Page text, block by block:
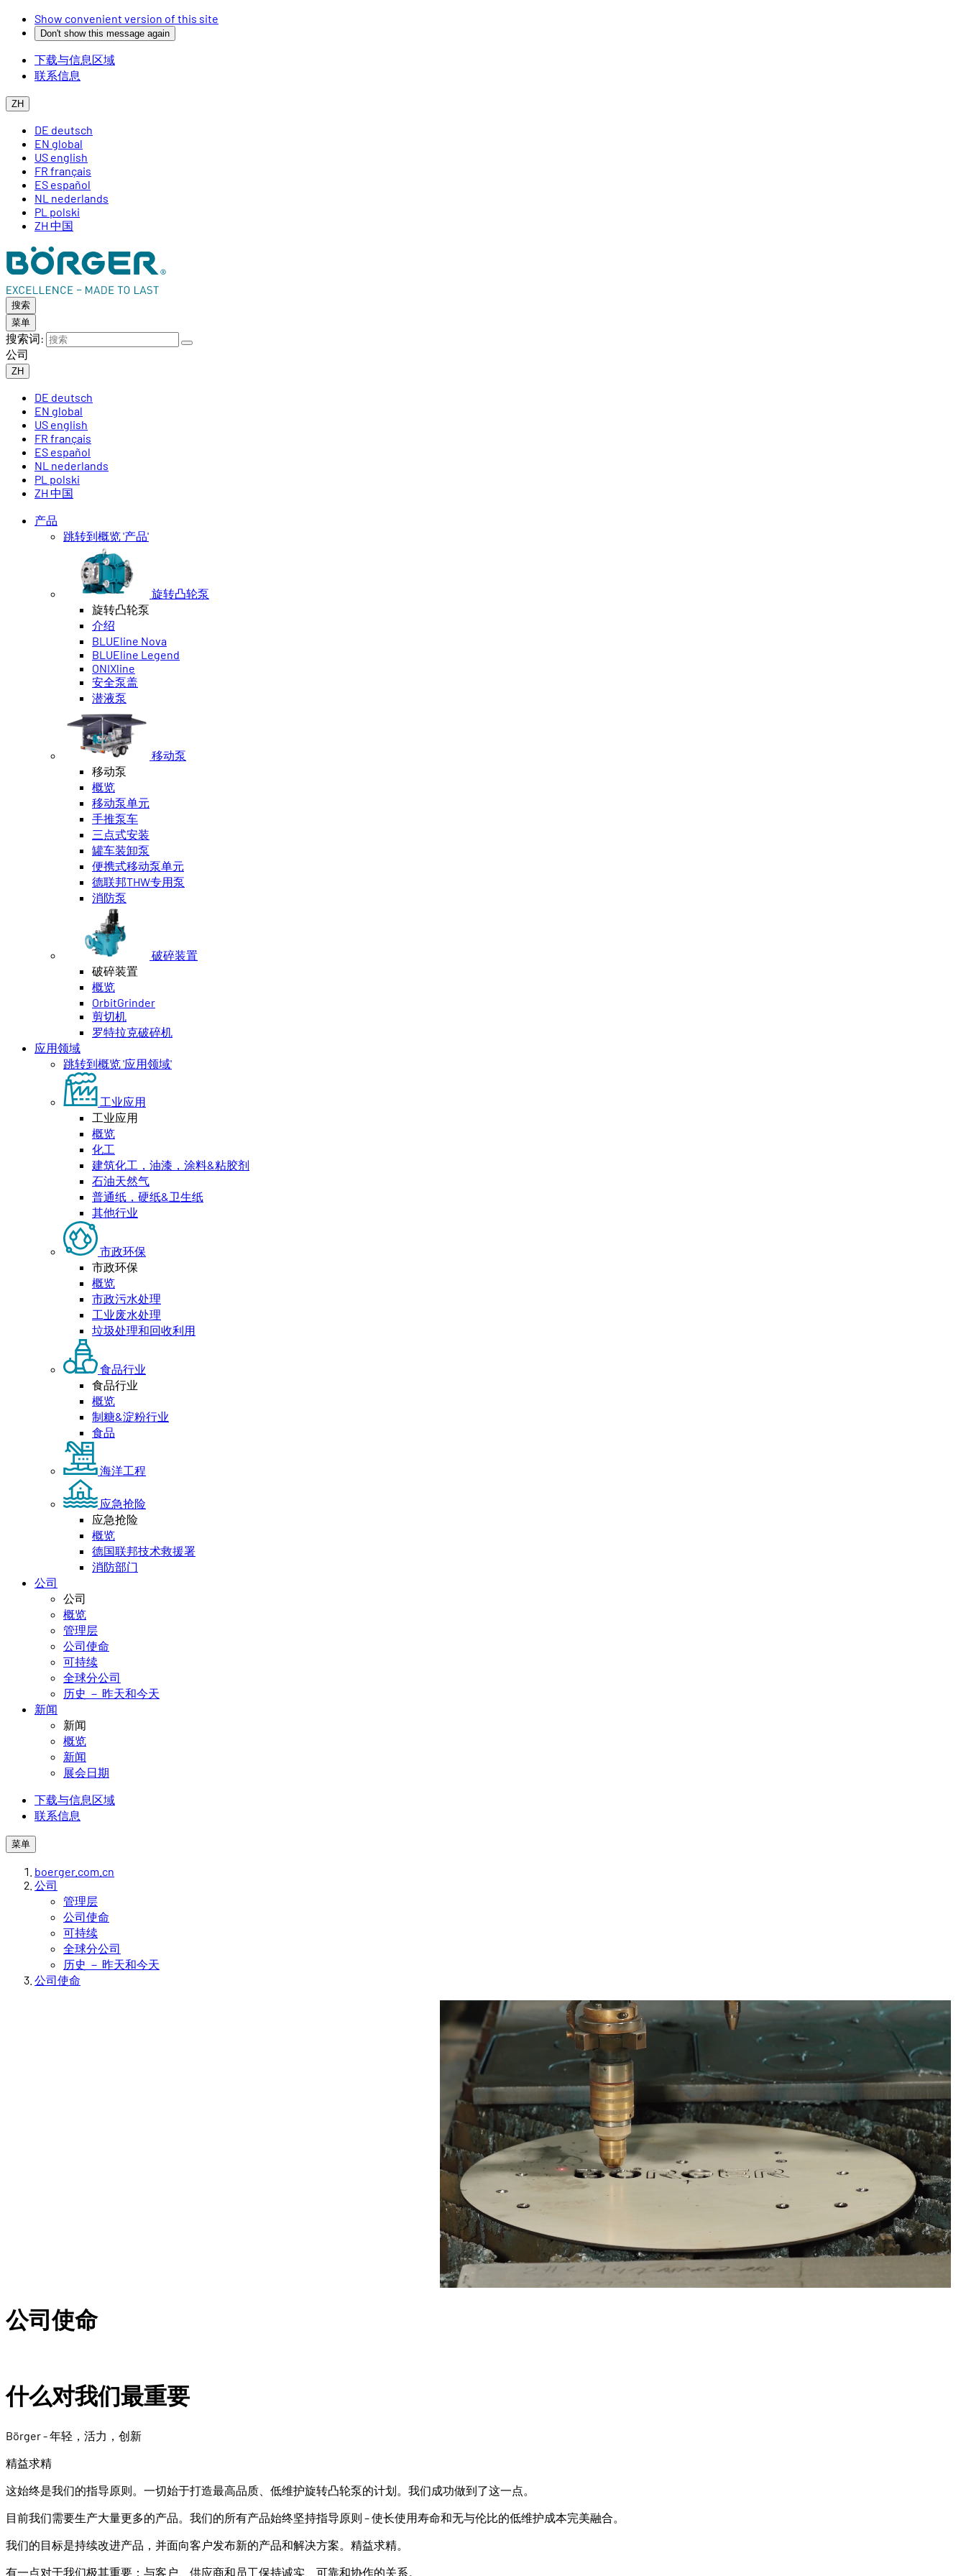
Show convenient version of this site
Don't show this message again
下载与信息区域
联系信息
ZH
DE deutsch
EN global
US english
FR français
ES español
NL nederlands
PL polski
ZH 中国
搜索
菜单
搜索词:
公司
ZH
DE deutsch
EN global
US english
FR français
ES español
NL nederlands
PL polski
ZH 中国
产品
跳转到概览 '产品'
旋转凸轮泵
旋转凸轮泵
介绍
BLUEline Nova
BLUEline Legend
ONIXline
安全泵盖
潜液泵
移动泵
移动泵
概览
移动泵单元
手推泵车
三点式安装
罐车装卸泵
便携式移动泵单元
德联邦THW专用泵
消防泵
破碎装置
破碎装置
概览
OrbitGrinder
剪切机
罗特拉克破碎机
应用领域
跳转到概览 '应用领域'
工业应用
工业应用
概览
化工
建筑化工，油漆，涂料&粘胶剂
石油天然气
普通纸，硬纸&卫生纸
其他行业
市政环保
市政环保
概览
市政污水处理
工业废水处理
垃圾处理和回收利用
食品行业
食品行业
概览
制糖&淀粉行业
食品
海洋工程
应急抢险
应急抢险
概览
德国联邦技术救援署
消防部门
公司
公司
概览
管理层
公司使命
可持续
全球分公司
历史 － 昨天和今天
新闻
新闻
概览
新闻
展会日期
下载与信息区域
联系信息
菜单
boerger.com.cn
公司
管理层
公司使命
可持续
全球分公司
历史 － 昨天和今天
公司使命
公司使命
什么对我们最重要
Börger - 年轻，活力，创新
精益求精
这始终是我们的指导原则。一切始于打造最高品质、低维护旋转凸轮泵的计划。我们成功做到了这一点。
目前我们需要生产大量更多的产品。我们的所有产品始终坚持指导原则 – 使长使用寿命和无与伦比的低维护成本完美融合。
我们的目标是持续改进产品，并面向客户发布新的产品和解决方案。精益求精。
有一点对于我们极其重要：与客户、供应商和员工保持诚实、可靠和协作的关系。